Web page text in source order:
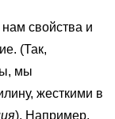
свойства и
(Так,
мы
жесткими в
). Например,